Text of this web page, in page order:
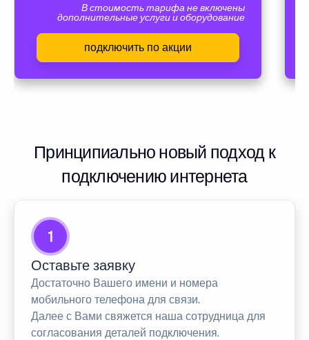
В стоимость тарифа не включены
дополнительные услуги и оборудование
подключить по акции
Принципиально новый подход к
подключению интернета
1
Оставьте заявку
Достаточно Вашего имени и номера
мобильного телефона для связи.
Далее с Вами свяжется наша сотрудница для
согласования деталей подключения.